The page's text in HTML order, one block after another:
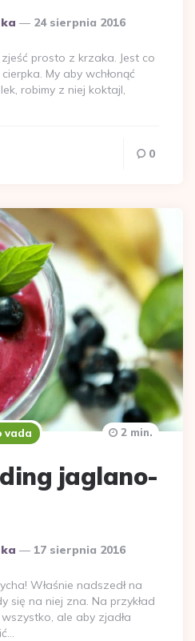
24 sierpnia 2016
prosto z krzaka. Jest co
My aby wchłonąć
robimy z niej koktajl,
0
vada
jaglano-
17 sierpnia 2016
2 min.
Właśnie nadszedł na
się na niej zna. Na przykład
ale aby zjadła